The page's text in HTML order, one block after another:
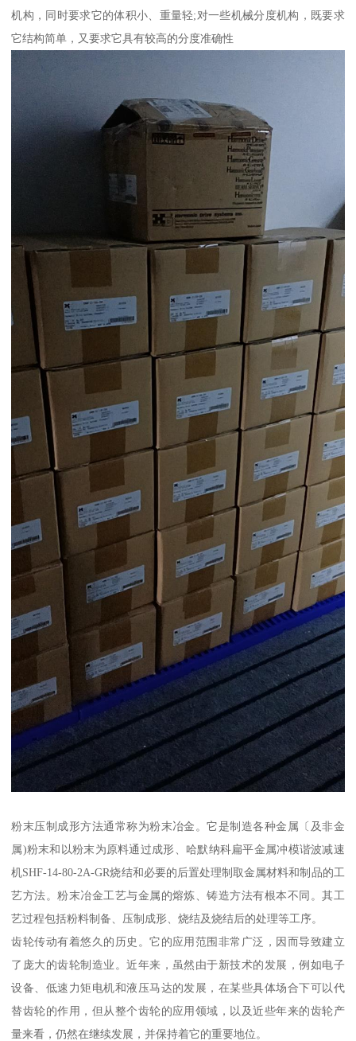
机构，同时要求它的体积小、重量轻;对一些机械分度机构，既要求
它结构简单，又要求它具有较高的分度准确性
粉末压制成形方法通常称为粉末冶金。它是制造各种金属〔及非金
属)粉末和以粉末为原料通过成形、哈默纳科扁平金属冲模谐波减速
机SHF-14-80-2A-GR烧结和必要的后置处理制取金属材料和制品的工
艺方法。粉末冶金工艺与金属的熔炼、铸造方法有根本不同。其工
艺过程包括粉料制备、压制成形、烧结及烧结后的处理等工序。
齿轮传动有着悠久的历史。它的应用范围非常广泛，因而导致建立
了庞大的齿轮制造业。近年来，虽然由于新技术的发展，例如电子
设备、低速力矩电机和液压马达的发展，在某些具体场合下可以代
替齿轮的作用，但从整个齿轮的应用领域，以及近些年来的齿轮产
量来看，仍然在继续发展，并保持着它的重要地位。